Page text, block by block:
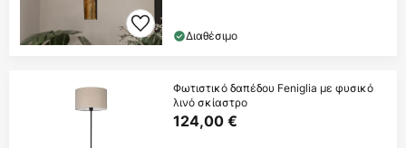
Διαθέσιμο
Φωτιστικό δαπέδου Feniglia με φυσικό
λινό σκίαστρο
124,00 €